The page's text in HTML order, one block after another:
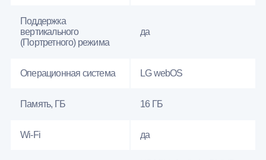
Поддержка
вертикального
(Портретного) режима
да
Операционная система LG webOS
Память, ГБ 16 ГБ
Wi-Fi да